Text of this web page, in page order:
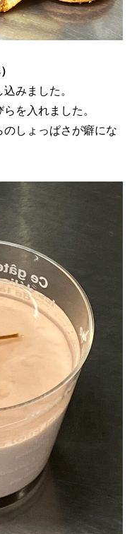
みました。
を入れました。
しょっぱさが癖にな